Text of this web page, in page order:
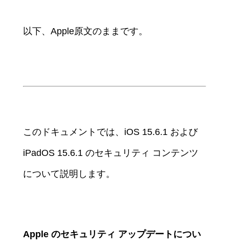
以下、Apple原文のままです。
このドキュメントでは、iOS 15.6.1 および
iPadOS 15.6.1 のセキュリティ コンテンツ
について説明します。
Apple のセキュリティ アップデートについ